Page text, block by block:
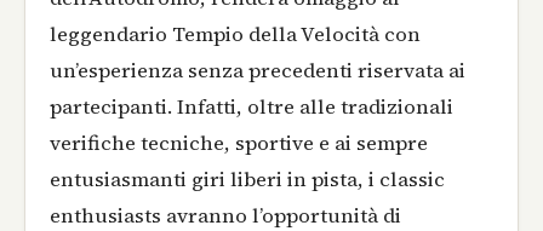
leggendario Tempio della Velocità con
un’esperienza senza precedenti riservata ai
partecipanti. Infatti, oltre alle tradizionali
verifiche tecniche, sportive e ai sempre
entusiasmanti giri liberi in pista, i classic
enthusiasts avranno l’opportunità di